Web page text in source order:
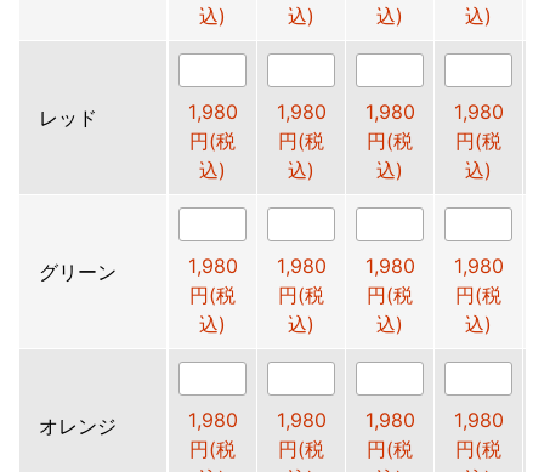
込)
込)
込)
込)
レッド
1,980
円(税
込)
1,980
円(税
込)
1,980
円(税
込)
1,980
円(税
込)
グリーン
1,980
円(税
込)
1,980
円(税
込)
1,980
円(税
込)
1,980
円(税
込)
オレンジ
1,980
円(税
1,980
円(税
1,980
円(税
1,980
円(税